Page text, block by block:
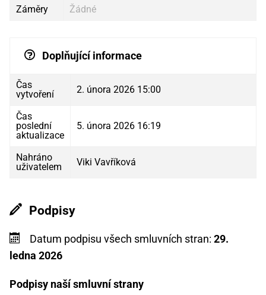
Záměry
Žádné
Doplňující informace
Čas
vytvoření
2. února 2026 15:00
Čas
poslední
aktualizace
5. února 2026 16:19
Nahráno
uživatelem
Viki Vavříková
Podpisy
Datum podpisu všech smluvních stran: 29.
ledna 2026
Podpisy naší smluvní strany